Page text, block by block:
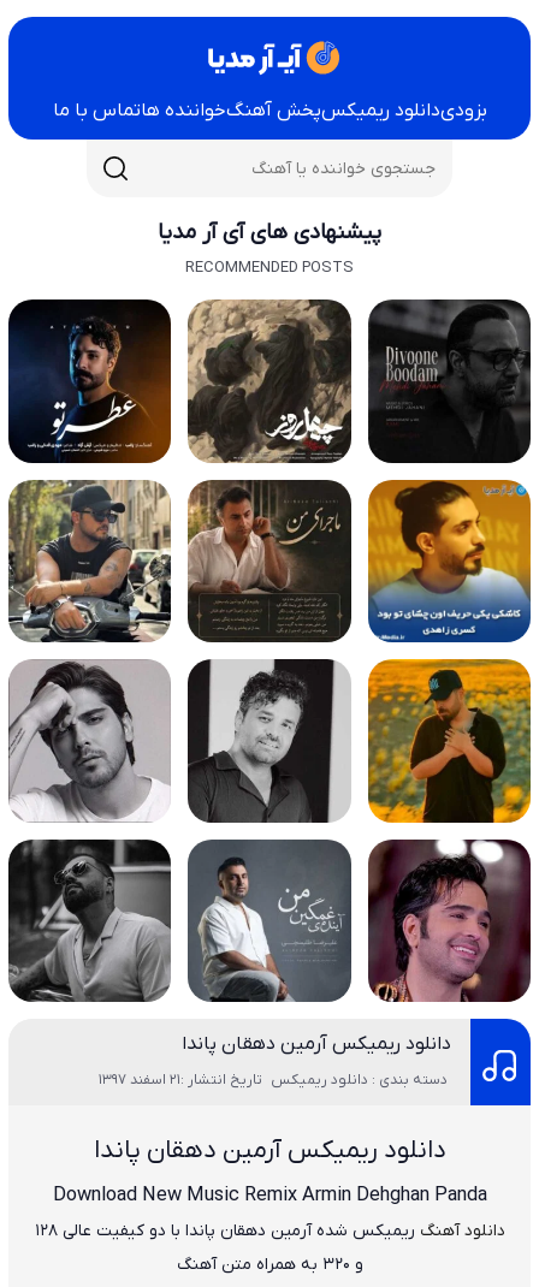
بزودیدانلود ریمیکسپخش آهنگخواننده هاتماس با ما
پیشنهادی های آی آر مدیا
RECOMMENDED POSTS
دانلود ریمیکس آرمین دهقان پاندا
دسته بندی : دانلود ریمیکس تاریخ انتشار :21 اسفند 1397
دانلود ریمیکس آرمین دهقان پاندا
Download New Music RemixArmin Dehghan Panda
دانلود آهنگ ریمیکس شده آرمین دهقان پاندا
با دو کیفیت عالی ۱۲۸
و ۳۲۰ به همراه متن آهنگ